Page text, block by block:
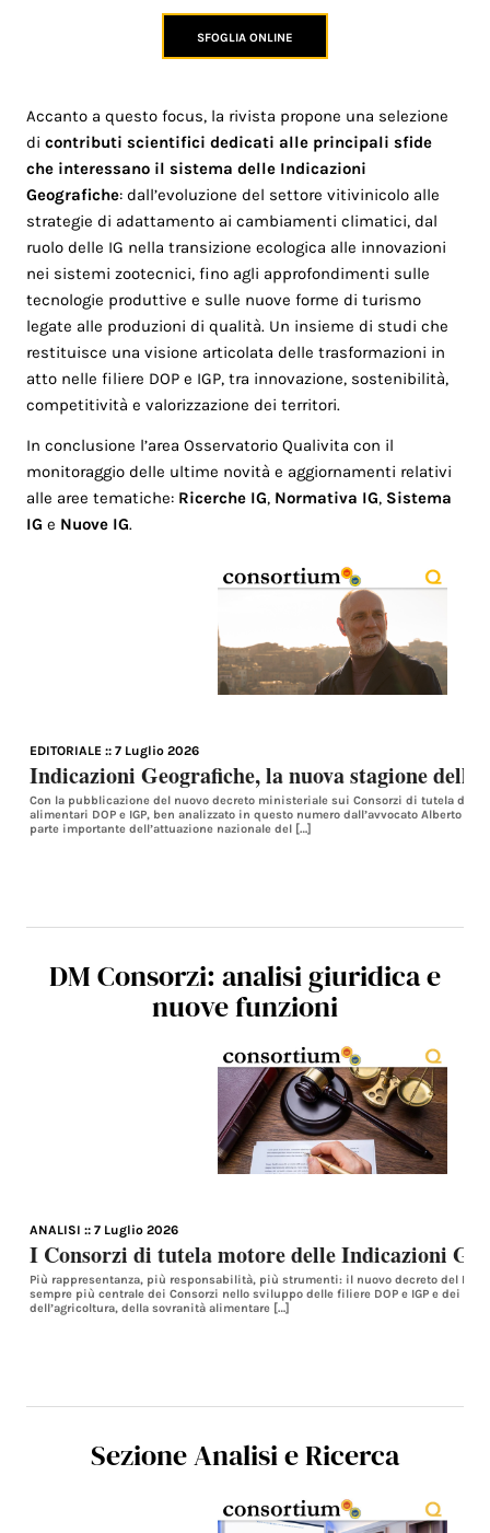
SFOGLIA ONLINE
Accanto a questo focus, la rivista propone una selezione
dicontributi scientifici dedicati alle principali sfide
che interessano il sistema delle Indicazioni
Geografiche: dall’evoluzione del settore vitivinicolo alle
strategie di adattamento ai cambiamenti climatici, dal
ruolo delle IG nella transizione ecologica alle innovazioni
nei sistemi zootecnici, fino agli approfondimenti sulle
tecnologie produttive e sulle nuove forme di turismo
legate alle produzioni di qualità. Un insieme di studi che
restituisce una visione articolata delle trasformazioni in
atto nelle filiere DOP e IGP, tra innovazione, sostenibilità,
competitività e valorizzazione dei territori.
In conclusione l’area Osservatorio Qualivita con il
monitoraggio delle ultime novità e aggiornamenti relativi
alle aree tematiche: Ricerche IG, Normativa IG, Sistema
IG e Nuove IG.
EDITORIALE :: 7 Luglio 2026
Indicazioni Geografiche, la nuova stagione
Con la pubblicazione del nuovo decreto ministeriale sui Consorzi di tutela dei
alimentari DOP e IGP, ben analizzato in questo numero dall’avvocato Alberto
parte importante dell’attuazione nazionale del […]
DM Consorzi: analisi giuridica e
nuove funzioni
ANALISI :: 7 Luglio 2026
I Consorzi di tutela motore delle Indicazioni
Più rappresentanza, più responsabilità, più strumenti: il nuovo decreto del
sempre più centrale dei Consorzi nello sviluppo delle filiere DOP e IGP e dei
dell’agricoltura, della sovranità alimentare […]
Sezione Analisi e Ricerca